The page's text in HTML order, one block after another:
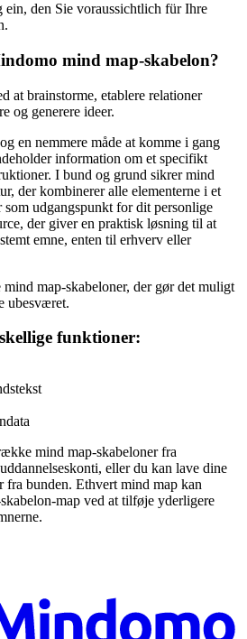
ein, den Sie voraussichtlich für Ihre
mind map-skabelon?
at brainstorme, etablere relationer
og generere ideer.
en nemmere måde at komme i gang
information om et specifikt
I bund og grund sikrer mind
der kombinerer alle elementerne i et
udgangspunkt for dit personlige
der giver en praktisk løsning til at
emne, enten til erhverv eller
map-skabeloner, der gør det muligt
ubesværet.
funktioner:
mind map-skabeloner fra
eller du kan lave dine
fra bunden. Ethvert mind map kan
map ved at tilføje yderligere